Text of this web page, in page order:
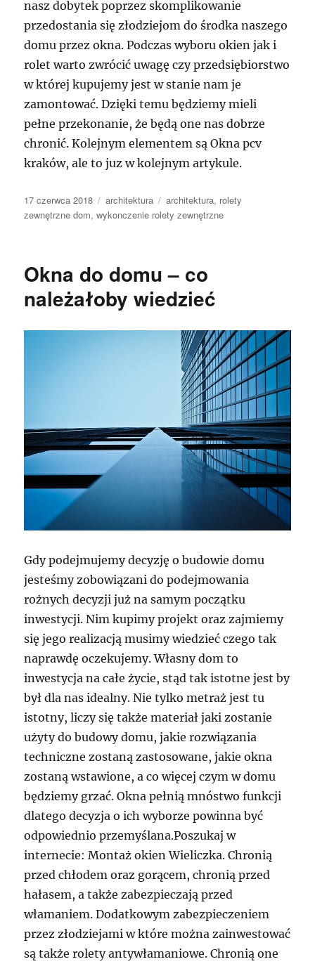
nasz dobytek poprzez skomplikowanie
przedostania się złodziejom do środka naszego
domu przez okna. Podczas wyboru okien jak i
rolet warto zwrócić uwagę czy przedsiębiorstwo
w której kupujemy jest w stanie nam je
zamontować. Dzięki temu będziemy mieli
pełne przekonanie, że będą one nas dobrze
chronić. Kolejnym elementem są Okna pcv
kraków, ale to juz w kolejnym artykule.
Data
publikacji
17 czerwca 2018 Kategorie
architektura Tagi
architektura, rolety
zewnętrzne dom,wykonczenie rolety zewnętrzne
Okna do domu – co
należałoby wiedzieć
Gdy podejmujemy decyzję o budowie domu
jesteśmy zobowiązani do podejmowania
rożnych decyzji już na samym początku
inwestycji. Nim kupimy projekt oraz zajmiemy
się jego realizacją musimy wiedzieć czego tak
naprawdę oczekujemy. Własny dom to
inwestycja na całe życie, stąd tak istotne jest by
był dla nas idealny. Nie tylko metraż jest tu
istotny, liczy się także materiał jaki zostanie
użyty do budowy domu, jakie rozwiązania
techniczne zostaną zastosowane, jakie okna
zostaną wstawione, a co więcej czym w domu
będziemy grzać. Okna pełnią mnóstwo funkcji
dlatego decyzja o ich wyborze powinna być
odpowiednio przemyślana.Poszukaj w
internecie: Montaż okien Wieliczka. Chronią
przed chłodem oraz gorącem, chronią przed
hałasem, a także zabezpieczają przed
włamaniem. Dodatkowym zabezpieczeniem
przez złodziejami w które można zainwestować
są także rolety antywłamaniowe. Chronią one